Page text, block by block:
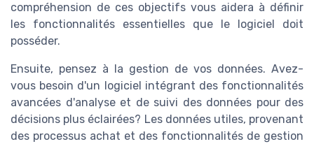
compréhension de ces objectifs vous aidera à définir
les fonctionnalités essentielles que le logiciel doit
posséder.
Ensuite, pensez à la gestion de vos données. Avez-
vous besoin d'un logiciel intégrant des fonctionnalités
avancées d'analyse et de suivi des données pour des
décisions plus éclairées? Les données utiles, provenant
des processus achat et des fonctionnalités de gestion